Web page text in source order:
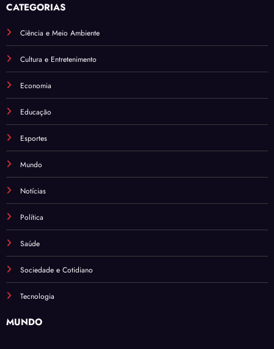
CATEGORIAS
Ciência e Meio Ambiente
Cultura e Entretenimento
Economia
Educação
Esportes
Mundo
Notícias
Política
Saúde
Sociedade e Cotidiano
Tecnologia
MUNDO